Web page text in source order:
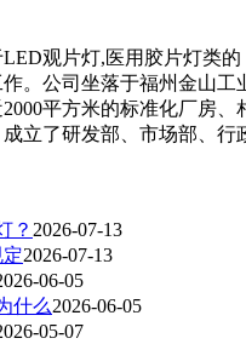
观片灯,医用胶片灯类的
。公司坐落于福州金山工
平方米的标准化厂房、
立了研发部、市场部、行
？ 2026-07-13
2026-07-13
06-05
什么2026-06-05
05-07